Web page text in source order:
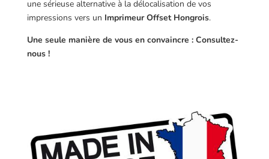
une sérieuse alternative à la délocalisation de vos
impressions vers un Imprimeur Offset Hongrois.
Une seule manière de vous en convaincre : Consultez-
nous !